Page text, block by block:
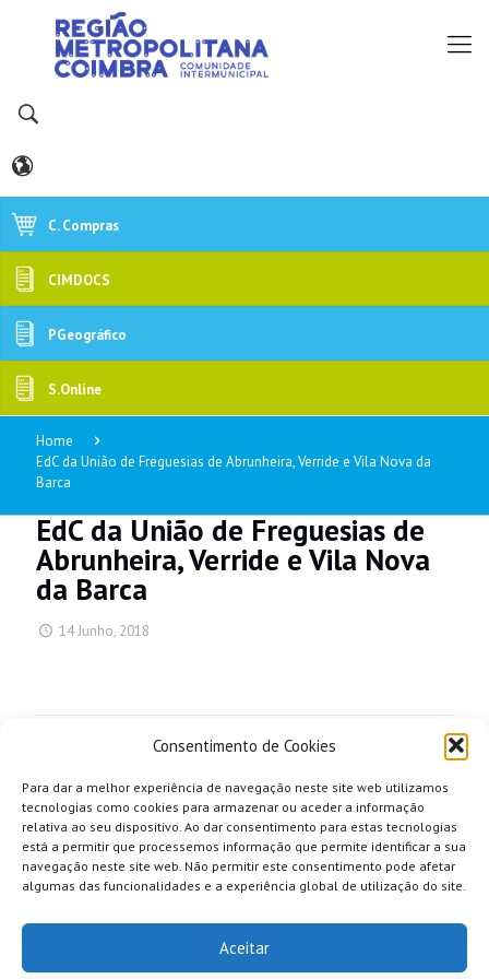
Consentimento de Cookies
Para dar a melhor experiência de navegação neste site web utilizamos
tecnologias como cookies para armazenar ou aceder a informação
relativa ao seu dispositivo. Ao dar consentimento para estas tecnologias
está a permitir que processemos informação que permite identificar a sua
navegação neste site web. Não permitir este consentimento pode afetar
algumas das funcionalidades e a experiência global de utilização do site.
Aceitar
C. Compras
CIMDOCS
PGeográfico
S.Online
Home
EdC da União de Freguesias de Abrunheira, Verride e Vila Nova da
Barca
EdC da União de Freguesias de
Abrunheira, Verride e Vila Nova
da Barca
14 Junho, 2018